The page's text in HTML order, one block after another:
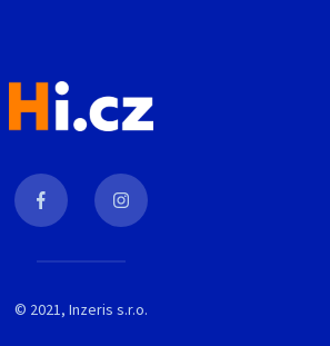
© 2021, Inzeris s.r.o.